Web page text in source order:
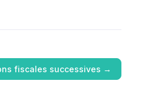
fiscales successives →